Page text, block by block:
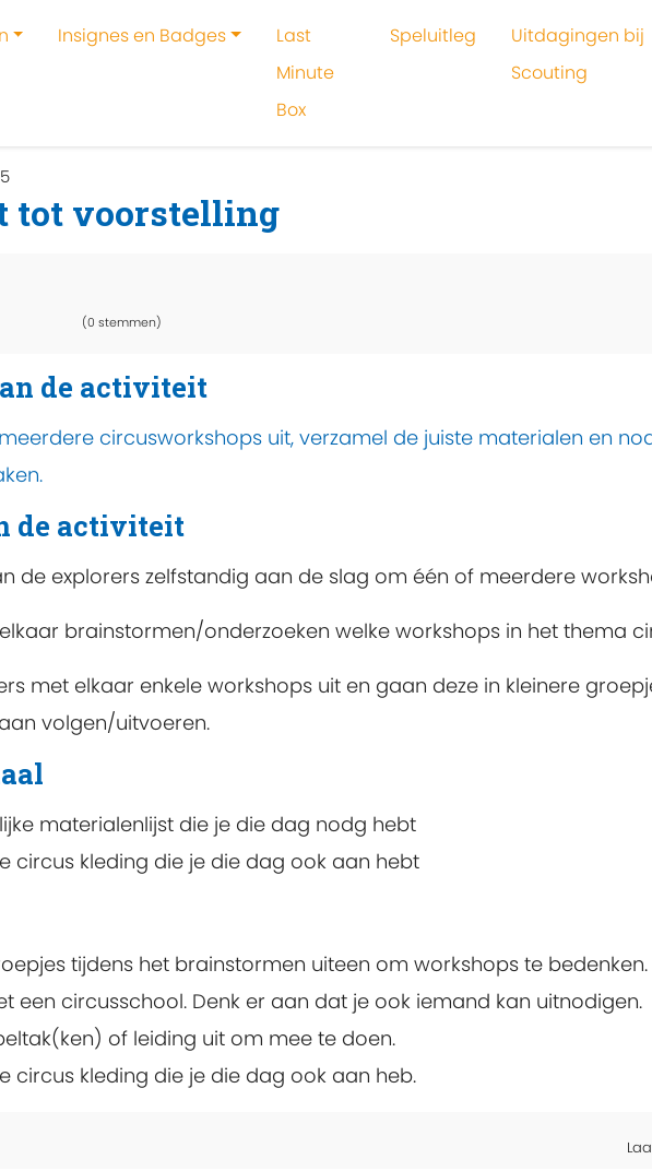
Insignes en Badges
Last
Minute
Box
Speluitleg
Uitdagingen bij
Scouting
Van circusact tot voorstelling
tot voorstelling
(0 stemmen)
de activiteit
circusworkshops uit, verzamel de juiste materialen en
de activiteit
de explorers zelfstandig aan de slag om één of meerdere
brainstormen/onderzoeken welke workshops in het thema
met elkaar enkele workshops uit en gaan deze in kleinere
volgen/uitvoeren.
materialenlijst die je die dag nodg hebt
circus kleding die je die dag ook aan hebt
tijdens het brainstormen uiteen om workshops te bedenken.
een circusschool. Denk er aan dat je ook iemand kan uitnodigen.
of leiding uit om mee te doen.
circus kleding die je die dag ook aan heb.